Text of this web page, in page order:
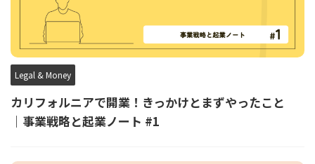
Legal & Money
カリフォルニアで開業！きっかけとまずやったこと
｜事業戦略と起業ノート #1